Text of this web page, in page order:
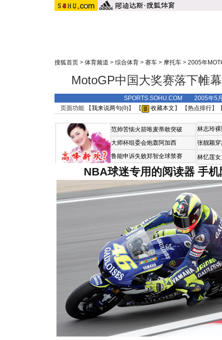
搜狐首页 > 体育频道 > 综合体育 > 赛车 > 摩托车 > 2005年
MotoGP中国大奖赛落下帷
SPORTS.SOHU.COM 2005年5
页面功能 【我来说两句(0)】 【 收藏本文 】 【热点排行】
范帅苦恼火箭唯麦蒂敢突破
大师杯组委会炮轰阿加西
鲁能申诉失败郑智全球禁赛
林志玲
张靓颖
林忆莲
NBA球迷专用的阅读器 手